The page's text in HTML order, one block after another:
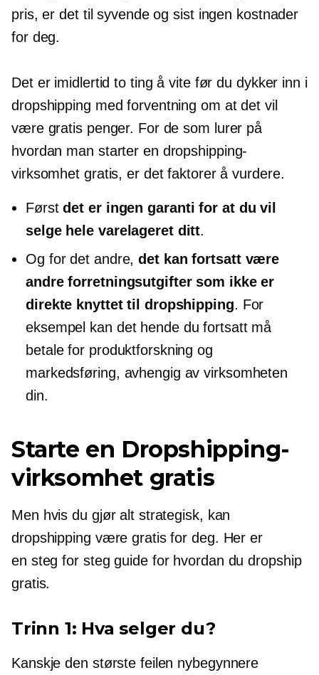
pris, er det til syvende og sist ingen kostnader
for deg.
Det er imidlertid to ting å vite før du dykker inn i
dropshipping med forventning om at det vil
være gratis penger. For de som lurer på
hvordan man starter en dropshipping-
virksomhet gratis, er det faktorer å vurdere.
Førstdet er ingen garanti for at du vil
selge hele varelageret ditt.
Og for det andre,det kan fortsatt være
andre forretningsutgifter som ikke er
direkte knyttet til dropshipping. For
eksempel kan det hende du fortsatt må
betale for produktforskning og
markedsføring, avhengig av virksomheten
din.
Starte en Dropshipping-
virksomhet gratis
Men hvis du gjør alt strategisk, kan
dropshipping være gratis for deg. Her er
en steg for steg guide for hvordan du dropship
gratis.
Trinn 1: Hva selger du?
Kanskje den største feilen nybegynnere